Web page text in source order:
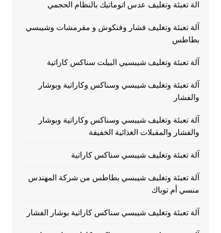
الة تعبئة وتغليف عدس اتوماتيك بالنظام الحجمي
آلة تعبئة وتغليف فشار وفنكوش و مقرمشات وشيبسي
بطاطس
آلة تعبئة وتغليف شيبسيي البيلت سناكس كاراتية
آلة تعبئة وتغليف شيبسي وسناكس وكاراتية وبوشار
والفشار
آلة تعبئة وتغليف شيبسي وسناكس وكاراتية وبوشار
والفشار والمقبلات الغذائية الخفيفة
آلة تعبئة وتغليف شيبسي سناكس كاراتية
آلة تعبئة وتغليف شيبسي بطاطس من شركة المهندس
منسي أم توباك
آلة تعبئة وتغليف شيبسي سناكس كاراتية بوشار الفشار